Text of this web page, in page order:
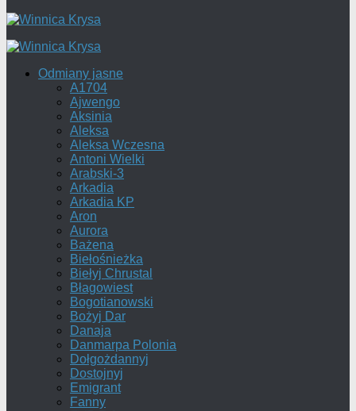
Odmiany jasne
A1704
Ajwengo
Aksinia
Aleksa
Aleksa Wczesna
Antoni Wielki
Arabski-3
Arkadia
Arkadia KP
Aron
Aurora
Bażena
Biełośnieżka
Biełyj Chrustal
Błagowiest
Bogotianowski
Bożyj Dar
Danaja
Danmarpa Polonia
Dołgożdannyj
Dostojnyj
Emigrant
Fanny